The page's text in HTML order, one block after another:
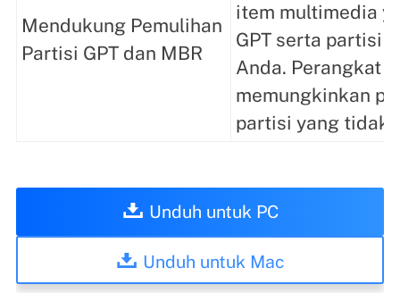
Mendukung Pemulihan
Partisi GPT dan MBR
item multimedia
GPT serta partisi
Anda. Perangkat
memungkinkan
partisi yang tidak
Unduh untuk PC
Unduh untuk Mac